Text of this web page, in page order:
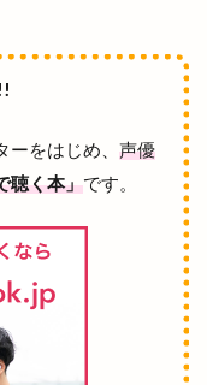
をはじめ、 声優
聴く本」です。